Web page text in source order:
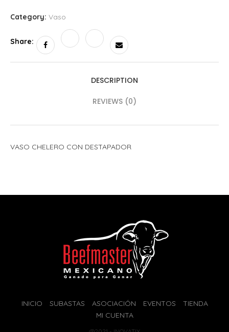
Category: Vaso
Share:
DESCRIPTION
REVIEWS (0)
VASO CHELERO CON DESTAPADOR
INICIO SUBASTAS ASOCIACIÓN EVENTOS
TIENDA
MI CUENTA